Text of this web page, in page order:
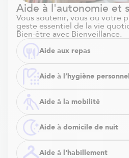
Aide à l'autonomie et
Vous soutenir, vous ou votre
geste essentiel de la vie
Bien-être avec Bienveillance.
Aide aux repas
Aide à l’hygiène
Aide à la mobilité
Aide à domicile de nuit
Aide à l'habillement